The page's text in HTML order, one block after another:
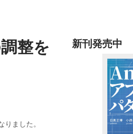
整を
りました。
新刊発売中